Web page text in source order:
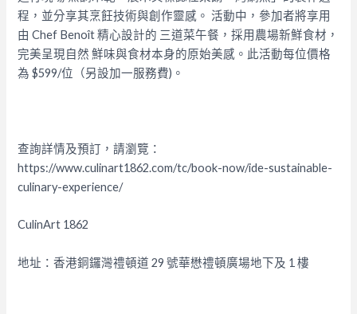
程，並分享其烹飪技術與創作靈感。 活動中，參加者將享用
由 Chef Benoît 精心設計的 三道菜午餐，採用農場新鮮食材，
完美呈現自然 鮮味與食材本身的原始美感。此活動每位價格
為 $599/位（另設加一服務費)。
查詢詳情及預訂，請瀏覽：
https://www.culinart1862.com/tc/book-now/ide-sustainable-
culinary-experience/
CulinArt 1862
地址：香港銅鑼灣禮頓道 29 號華懋禮頓廣場地下及 1 樓